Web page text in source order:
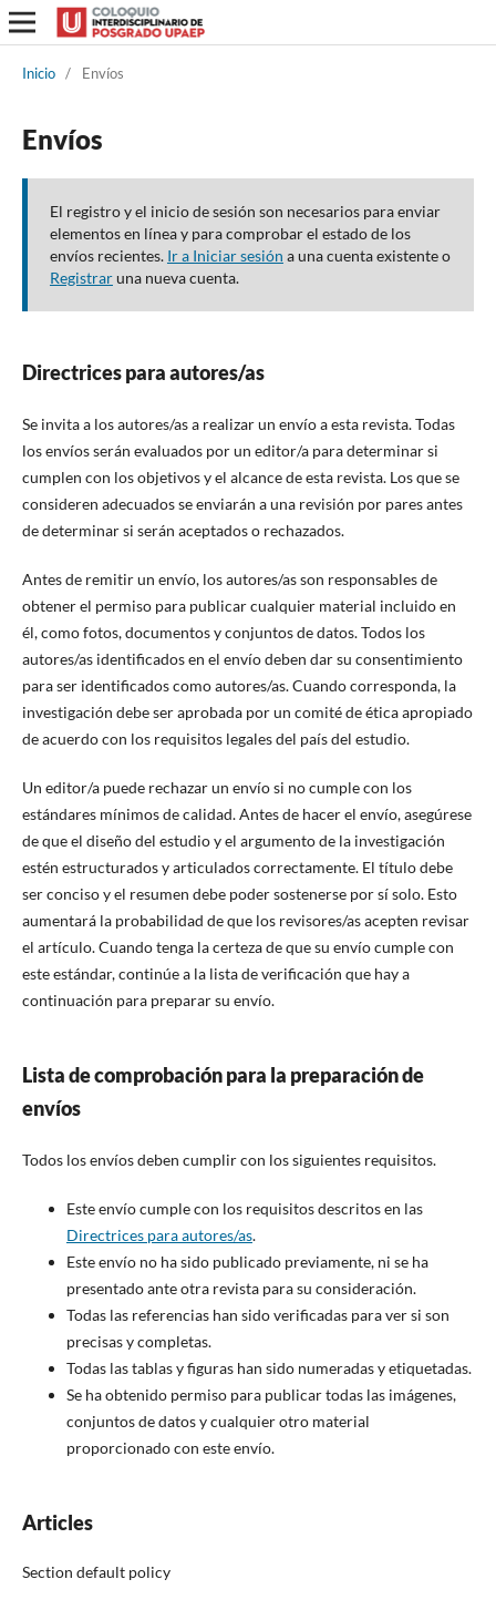
Inicio / Envíos
Envíos
El registro y el inicio de sesión son necesarios para enviar
elementos en línea y para comprobar el estado de los
envíos recientes. Ir a Iniciar sesión a una cuenta existente o
Registraruna nueva cuenta.
Directrices para autores/as
Se invita a los autores/as a realizar un envío a esta revista. Todas
los envíos serán evaluados por un editor/a para determinar si
cumplen con los objetivos y el alcance de esta revista. Los que se
consideren adecuados se enviarán a una revisión por pares antes
de determinar si serán aceptados o rechazados.
Antes de remitir un envío, los autores/as son responsables de
obtener el permiso para publicar cualquier material incluido en
él, como fotos, documentos y conjuntos de datos. Todos los
autores/as identificados en el envío deben dar su consentimiento
para ser identificados como autores/as. Cuando corresponda, la
investigación debe ser aprobada por un comité de ética apropiado
de acuerdo con los requisitos legales del país del estudio.
Un editor/a puede rechazar un envío si no cumple con los
estándares mínimos de calidad. Antes de hacer el envío, asegúrese
de que el diseño del estudio y el argumento de la investigación
estén estructurados y articulados correctamente. El título debe
ser conciso y el resumen debe poder sostenerse por sí solo. Esto
aumentará la probabilidad de que los revisores/as acepten revisar
el artículo. Cuando tenga la certeza de que su envío cumple con
este estándar, continúe a la lista de verificación que hay a
continuación para preparar su envío.
Lista de comprobación para la preparación de
envíos
Todos los envíos deben cumplir con los siguientes requisitos.
Este envío cumple con los requisitos descritos en las
Directrices para autores/as.
Este envío no ha sido publicado previamente, ni se ha
presentado ante otra revista para su consideración.
Todas las referencias han sido verificadas para ver si son
precisas y completas.
Todas las tablas y figuras han sido numeradas y etiquetadas.
Se ha obtenido permiso para publicar todas las imágenes,
conjuntos de datos y cualquier otro material
proporcionado con este envío.
Articles
Section default policy